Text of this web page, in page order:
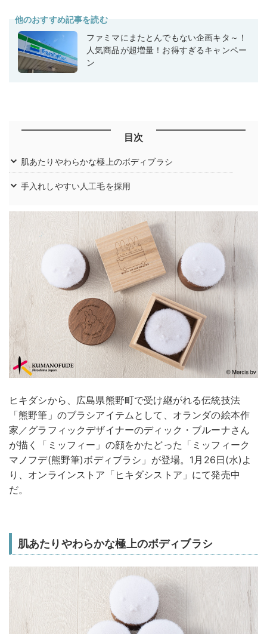
他のおすすめ記事を読む
ファミマにまたとんでもない企画キタ～！
人気商品が超増量！お得すぎるキャンペー
ン
目次
肌あたりやわらかな極上のボディブラシ
手入れしやすい人工毛を採用
ヒキダシから、広島県熊野町で受け継がれる伝統技法
「熊野筆」のブラシアイテムとして、オランダの絵本作
家／グラフィックデザイナーのディック・ブルーナさん
が描く「ミッフィー」の顔をかたどった「ミッフィーク
マノフデ(熊野筆)ボディブラシ」が登場。1月26日(水)よ
り、オンラインストア「ヒキダシストア」にて発売中
だ。
肌あたりやわらかな極上のボディブラシ